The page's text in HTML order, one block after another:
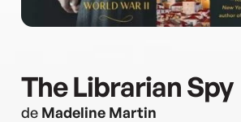
The Librarian Spy
de Madeline Martin